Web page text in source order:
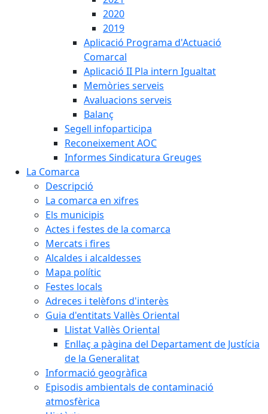
2020
2019
Aplicació Programa d'Actuació
Comarcal
Aplicació II Pla intern Igualtat
Memòries serveis
Avaluacions serveis
Balanç
Segell infoparticipa
Reconeixement AOC
Informes Sindicatura Greuges
La Comarca
Descripció
La comarca en xifres
Els municipis
Actes i festes de la comarca
Mercats i fires
Alcaldes i alcaldesses
Mapa polític
Festes locals
Adreces i telèfons d'interès
Guia d'entitats Vallès Oriental
Llistat Vallès Oriental
Enllaç a pàgina del Departament de Justícia
de la Generalitat
Informació geogràfica
Episodis ambientals de contaminació
atmosfèrica